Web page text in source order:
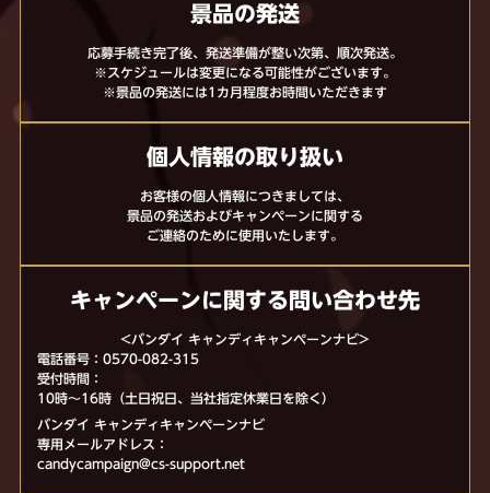
景品の発送
応募手続き完了後、発送準備が整い次第、順次発送。
※スケジュールは変更になる可能性がございます。
※景品の発送には1カ月程度お時間いただきます
個人情報の取り扱い
お客様の個人情報につきましては、
景品の発送およびキャンペーンに関する
ご連絡のために使用いたします。
キャンペーンに関する問い合わせ先
<バンダイ キャンディキャンペーンナビ>
電話番号：0570-082-315
受付時間：
10時〜16時（土日祝日、当社指定休業日を除く）
バンダイ キャンディキャンペーンナビ
専用メールアドレス：
candycampaign@cs-support.net